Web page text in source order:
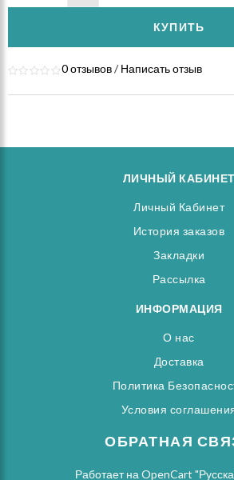
КУПИТЬ
0 отзывов/Написать отзыв
ЛИЧНЫЙ КАБИНЕТ
Личный Кабинет
История заказов
Закладки
Рассылка
ИНФОРМАЦИЯ
О нас
Доставка
Политика
Условия
ОБРАТНАЯ
Работает на OpenCart